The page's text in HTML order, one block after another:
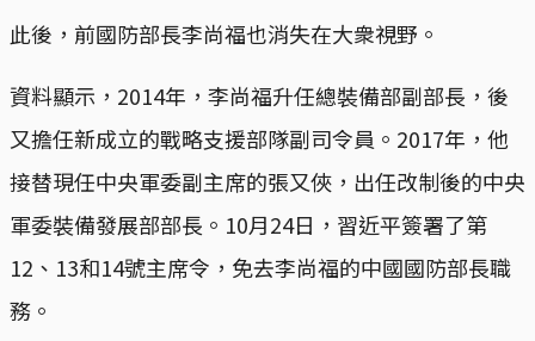
此後，前國防部長李尚福也消失在大衆視野。
資料顯示，2014年，李尚福升任總裝備部副部長，後
又擔任新成立的戰略支援部隊副司令員。2017年，他
接替現任中央軍委副主席的張又俠，出任改制後的中央
軍委裝備發展部部長。10月24日，習近平簽署了第
12、13和14號主席令，免去李尚福的中國國防部長職
務。